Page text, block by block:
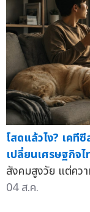
โสดแล้วไง? เคที
เปลี่ยนเศรษฐกิจไ
สังคมสูงวัย แต่คว
04 ส.ค.